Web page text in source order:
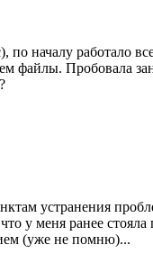
по началу работало
файлы. Пробовала
устранения
у меня ранее
(уже не помню)...